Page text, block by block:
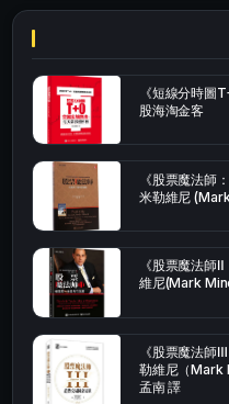
《短線分時圖
股海淘金客
《股票魔法師
米勒維尼
《股票魔法師
維尼(Mark
《股票魔法師
勒維尼（Mark
孟南 譯